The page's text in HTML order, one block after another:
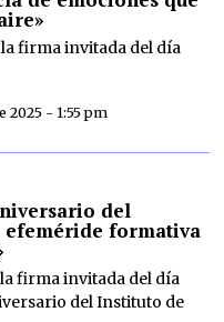
firma invitada del día
2025 - 1:55 pm
del
efeméride formativa
firma invitada del día
del Instituto de